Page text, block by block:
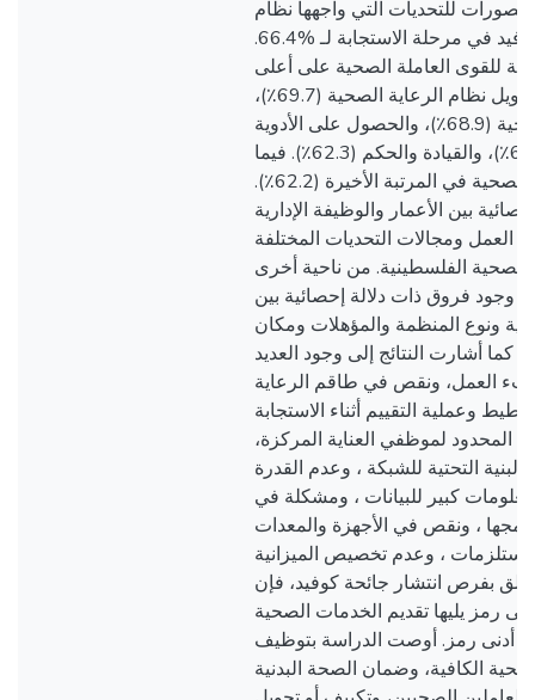
التصورات للتحديات التي واجهها نظام
الرعاية الصحية أثناء كوفيد في مرحلة الاستجابة لـ %66.4.
للقوى العاملة الصحية على أعلى
درجة (70.7٪) متبوعة بتمويل نظام الرعاية الصحية (69.7٪)،
وتقديم الخدمات الصحية (68.9٪)، والحصول على الأدوية
والمعدات الأساسية (64.5٪)، والقيادة والحكم (62.3٪). فيما
جاء نظام المعلومات الصحية في المرتبة الأخيرة (62.2٪).
بين الأعمار والوظيفة الإدارية
العمل ومجالات التحديات المختلفة
الصحية الفلسطينية. من ناحية أخرى
وجود فروق ذات دلالة إحصائية بين
ونوع المنظمة والمؤهلات ومكان
كما أشارت النتائج إلى وجود العديد
العمل، ونقص في طاقم الرعاية
وعملية التقييم أثناء الاستجابة
المحدود لموظفي العناية المركزة،
التحتية للشبكة ، وعدم القدرة
كبير للبيانات ، ومشكلة في
، ونقص في الأجهزة والمعدات
، وعدم تخصيص الميزانية
يتعلق بفرص انتشار جائحة كوفيد، فإن
رمز يليها تقديم الخدمات الصحية
أدنى رمز. أوصت الدراسة بتوظيف
الكافية، وضمان الصحة البدنية